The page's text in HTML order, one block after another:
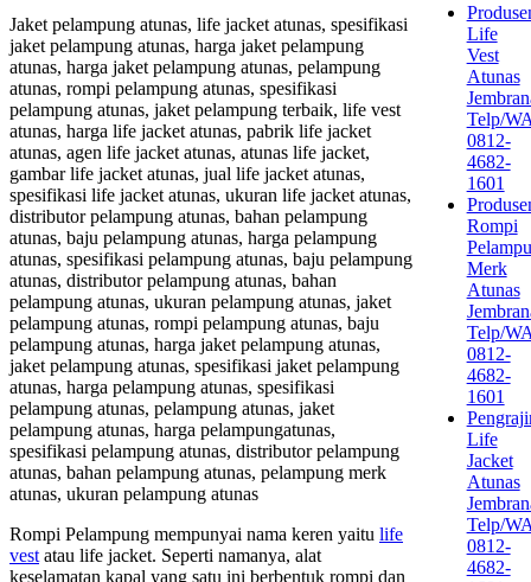
Jaket pelampung atunas, life jacket atunas, spesifikasi
jaket pelampung atunas, harga jaket pelampung
atunas, harga jaket pelampung atunas, pelampung
atunas, rompi pelampung atunas, spesifikasi
pelampung atunas, jaket pelampung terbaik, life vest
atunas, harga life jacket atunas, pabrik life jacket
atunas, agen life jacket atunas, atunas life jacket,
gambar life jacket atunas, jual life jacket atunas,
spesifikasi life jacket atunas, ukuran life jacket atunas,
distributor pelampung atunas, bahan pelampung
atunas, baju pelampung atunas, harga pelampung
atunas, spesifikasi pelampung atunas, baju pelampung
atunas, distributor pelampung atunas, bahan
pelampung atunas, ukuran pelampung atunas, jaket
pelampung atunas, rompi pelampung atunas, baju
pelampung atunas, harga jaket pelampung atunas,
jaket pelampung atunas, spesifikasi jaket pelampung
atunas, harga pelampung atunas, spesifikasi
pelampung atunas, pelampung atunas, jaket
pelampung atunas, harga pelampungatunas,
spesifikasi pelampung atunas, distributor pelampung
atunas, bahan pelampung atunas, pelampung merk
atunas, ukuran pelampung atunas
Rompi Pelampung mempunyai nama keren yaitu life
vest atau life jacket. Seperti namanya, alat
keselamatan kapal yang satu ini berbentuk rompi dan
Life
Vest
Atunas
Telp/
0812-
4682-
1601
Rompi
Merk
Atunas
Telp/
0812-
4682-
1601
Life
Jacket
Atunas
Telp/
0812-
4682-